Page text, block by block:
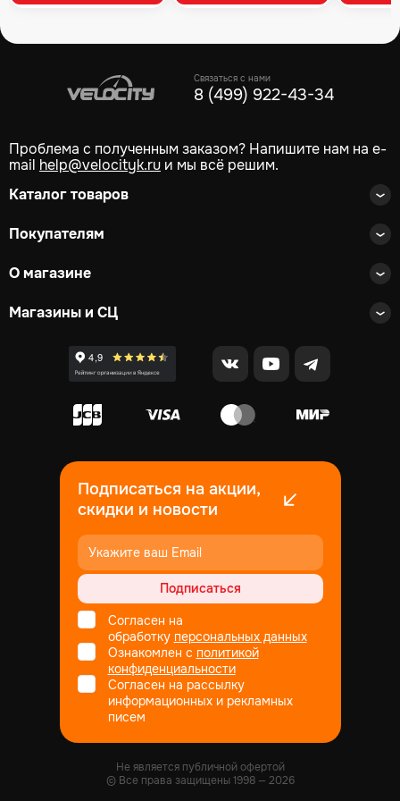
Связаться с нами
8 (499) 922-43-34
Проблема с полученным заказом? Напишите нам на e-
mail help@velocityk.ru и мы всё решим.
Каталог товаров
Покупателям
О магазине
Магазины и СЦ
Подписаться на акции,
скидки и новости
Подписаться
Согласен на
обработку персональных данных
Ознакомлен с политикой
конфиденциальности
Согласен на рассылку
информационных и рекламных
писем
Не является публичной офертой
© Все права защищены1998— 2026